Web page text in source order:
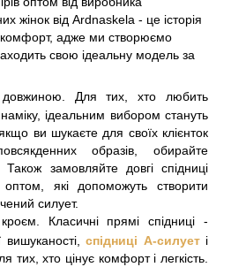
жінок від Ardnaskela - це історія
комфорт, адже ми створюємо
свою ідеальну модель за
Для тих, хто любить
ідеальним вибором стануть
ви шукаєте для своїх клієнток
образів, обирайте
Також замовляйте довгі спідниці
оптом, які допоможуть створити
силует.
Класичні прямі спідниці -
вишуканості,спідниці А-силуеті
тих, хто цінує комфорт і легкість.